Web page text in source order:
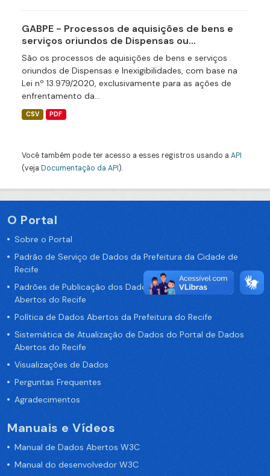
GABPE - Processos de aquisições de bens e
serviços oriundos de Dispensas ou...
São os processos de aquisições de bens e serviços
oriundos de Dispensas e Inexigibilidades, com base na
Lei nº 13.979/2020, exclusivamente para as ações de
enfrentamento da...
CSV PDF
Você também pode ter acesso a esses registros usando a API
(veja Documentação da API).
O Portal
Sobre o Portal
Padrão de Serviço de Dados da Prefeitura da Cidade de
Recife
Padrões de Publicação dos Dados no Portal de Dados
Abertos do Recife
Política de Dados Abertos da Prefeitura do Recife
Sistemática de Atualização de Dados do Portal de Dados
Abertos do Recife
Visualizações de Dados
Perguntas Frequentes
Agradecimentos
Manuais e Vídeos
Manual de Dados Abertos W3C
Manual do desenvolvedor W3C